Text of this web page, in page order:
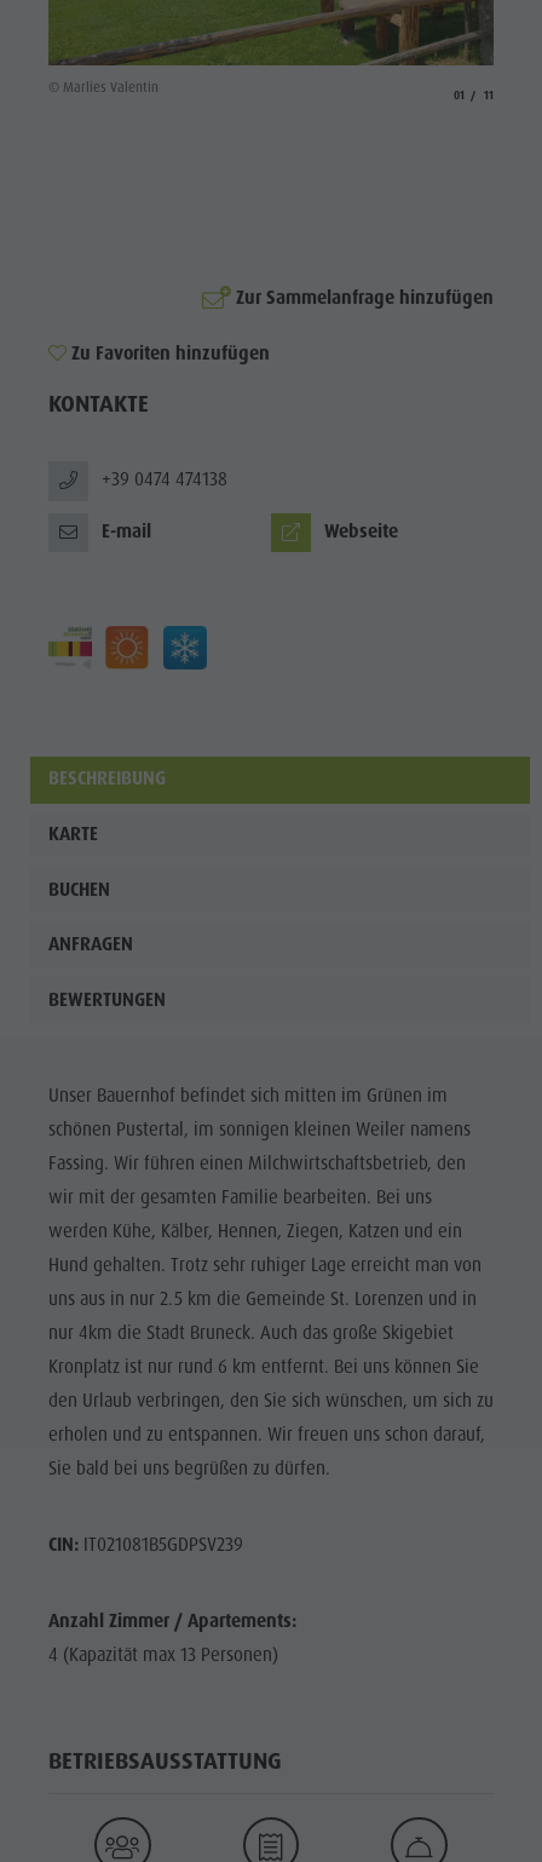
SEHENSWÜRDIGKEITEN
ORTE &
UMGEBUNG
Tennis
Schwimmen
Ortstaxe
Urlaub mit Hund
© Marlies Valentin
01 11
Zur Sammelanfrage hinzufügen
Zu Favoriten hinzufügen
KONTAKTE
+39 0474 474138
E-mail Webseite
BESCHREIBUNG
KARTE
BUCHEN
ANFRAGEN
BEWERTUNGEN
Unser Bauernhof befindet sich mitten im Grünen im
schönen Pustertal, im sonnigen kleinen Weiler namens
Fassing. Wir führen einen Milchwirtschaftsbetrieb, den
wir mit der gesamten Familie bearbeiten. Bei uns
werden Kühe, Kälber, Hennen, Ziegen, Katzen und ein
Hund gehalten. Trotz sehr ruhiger Lage erreicht man von
uns aus in nur 2.5 km die Gemeinde St. Lorenzen und in
nur 4km die Stadt Bruneck. Auch das große Skigebiet
Kronplatz ist nur rund 6 km entfernt. Bei uns können Sie
den Urlaub verbringen, den Sie sich wünschen, um sich zu
erholen und zu entspannen. Wir freuen uns schon darauf,
Sie bald bei uns begrüßen zu dürfen.
CIN:IT021081B5GDPSV239
Anzahl Zimmer / Apartements:
4 (Kapazität max 13 Personen)
BETRIEBSAUSSTATTUNG